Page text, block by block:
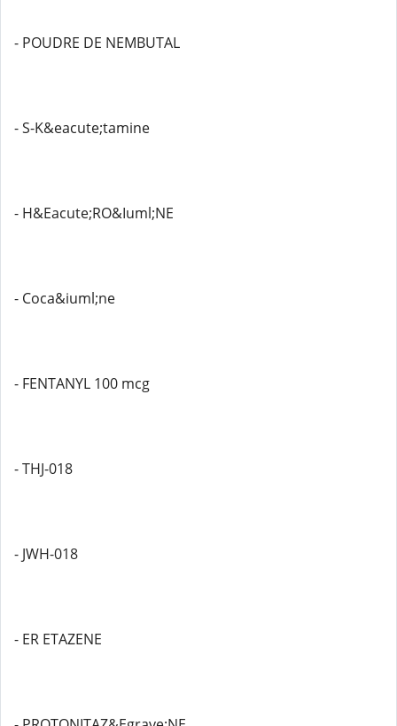
- POUDRE DE NEMBUTAL
- S-K&eacute;tamine
- H&Eacute;RO&Iuml;NE
- Coca&iuml;ne
- FENTANYL 100 mcg
- THJ-018
- JWH-018
- ER ETAZENE